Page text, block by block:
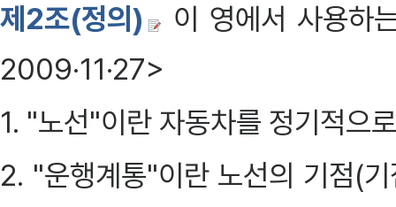
제2조(정의)
이 영에서 사용하
2009·11·27>
1. "노선"이란 자동차를 정기적으
2. "운행계통"이란 노선의 기점(